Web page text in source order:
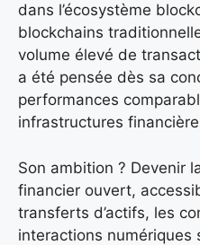
dans l’écosystème
blockchains
volume élevé de
a été pensée dès sa
performances
infrastructures
Son ambition ? Devenir
financier ouvert,
transferts d’actifs, les
interactions numériques